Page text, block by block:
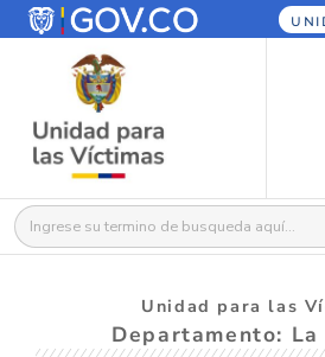
Buscar:
Unidad para las
Departamento: La